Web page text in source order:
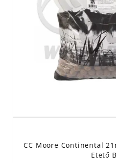
CC Moore Continental
Etető